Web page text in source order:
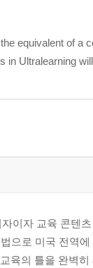
equivalent of a
in Ultralearning
이자 교육 콘텐
로 미국 전역에
육의 틀을 완벽